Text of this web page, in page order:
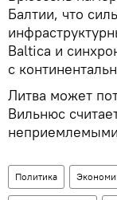
Балтии, что
Baltica и
с
Литва может
Вильнюс
Политика